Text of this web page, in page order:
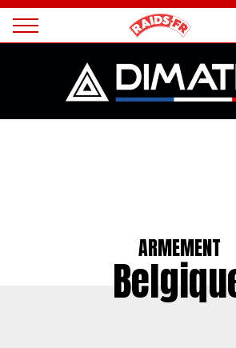
Magazine
ARMEMENT
Panneau de gestion des cookies